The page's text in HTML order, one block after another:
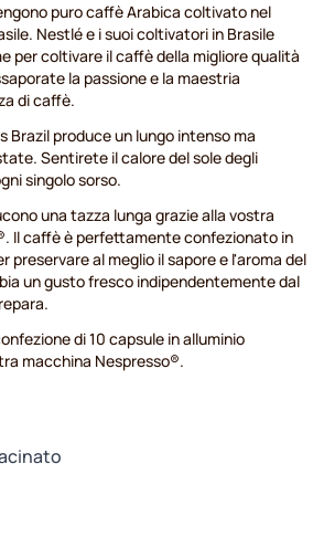
puro caffè Arabica coltivato nel
Nestlé e i suoi coltivatori in Brasile
per coltivare il caffè della migliore qualità
la passione e la maestria
di caffè.
Brazil produce un lungo intenso ma
Sentirete il calore del sole degli
singolo sorso.
una tazza lunga grazie alla vostra
Il caffè è perfettamente confezionato in
preservare al meglio il sapore e l'aroma del
un gusto fresco indipendentemente dal
di 10 capsule in alluminio
macchina Nespresso®.